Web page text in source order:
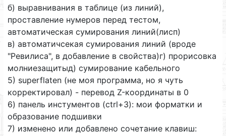
б) выравнивания в таблице (из линий),
проставление нумеров перед тестом,
автоматическая сумирования линий(лисп)
в) автоматичсекая сумирования линий (вроде
"Ревилиса", в добавление в свойства)г) прорисовка
молниезащитыд) сумирование кабельного
5) superflaten (не моя программа, но я чуть
корректировал) - перевод Z-координаты в 0
6) панель инстументов (ctrl+3): мои форматки и
образование подшивки
7) изменено или добавлено сочетание клавиш: